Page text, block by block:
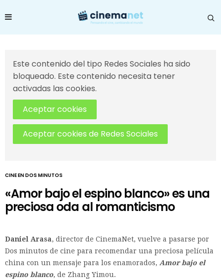
Este contenido del tipo Redes Sociales ha sido
bloqueado. Este contenido necesita tener
activadas las cookies.
Aceptar cookies
Aceptar cookies de Redes Sociales
CINE EN DOS MINUTOS
«Amor bajo el espino blanco» es una
preciosa oda al romanticismo
Daniel Arasa, director de CinemaNet, vuelve a pasarse por
Dos minutos de cine para recomendar una preciosa película
china con un mensaje para los enamorados, Amor bajo el
espino blanco, de Zhang Yimou.